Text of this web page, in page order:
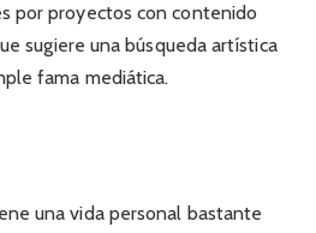
por proyectos con contenido
sugiere una búsqueda artística
fama mediática.
una vida personal bastante